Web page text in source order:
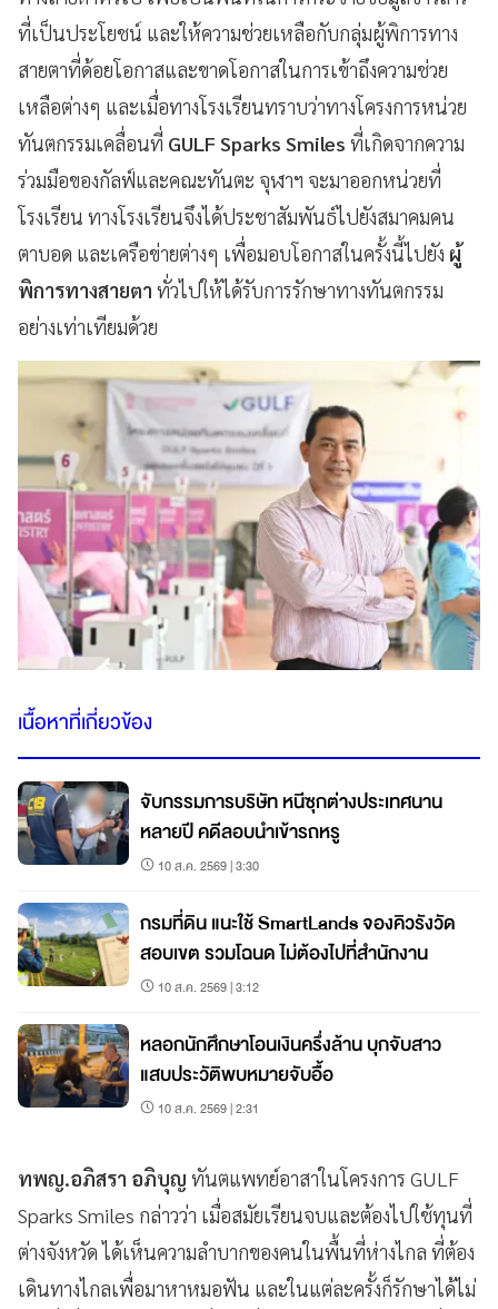
ที่เป็นประโยชน์ และให้ความช่วยเหลือกับกลุ่มผู้พิการทาง
สายตาที่ด้อยโอกาสและขาดโอกาสในการเข้าถึงความช่วย
เหลือต่างๆ และเมื่อทางโรงเรียนทราบว่าทางโครงการหน่วย
ทันตกรรมเคลื่อนที่ GULF Sparks Smiles ที่เกิดจากความ
ร่วมมือของกัลฟ์และคณะทันตะ จุฬาฯ จะมาออกหน่วยที่
โรงเรียน ทางโรงเรียนจึงได้ประชาสัมพันธ์ไปยังสมาคมคน
ตาบอด และเครือข่ายต่างๆ เพื่อมอบโอกาสในครั้งนี้ไปยัง ผู้
พิการทางสายตา ทั่วไปให้ได้รับการรักษาทางทันตกรรม
อย่างเท่าเทียมด้วย
เนื้อหาที่เกี่ยวข้อง
จับกรรมการบริษัท หนีซุกต่างประเทศนาน
หลายปี คดีลอบนำเข้ารถหรู
10 ส.ค. 2569 | 3:30
กรมที่ดิน แนะใช้ SmartLands จองคิวรังวัด
สอบเขต รวมโฉนด ไม่ต้องไปที่สำนักงาน
10 ส.ค. 2569 | 3:12
หลอกนักศึกษาโอนเงินครึ่งล้าน บุกจับสาว
แสบประวัติพบหมายจับอื้อ
10 ส.ค. 2569 | 2:31
ทพญ.อภิสรา อภิบุญ ทันตแพทย์อาสาในโครงการ GULF
Sparks Smiles กล่าวว่า เมื่อสมัยเรียนจบและต้องไปใช้ทุนที่
ต่างจังหวัด ได้เห็นความลำบากของคนในพื้นที่ห่างไกล ที่ต้อง
เดินทางไกลเพื่อมาหาหมอฟัน และในแต่ละครั้งก็รักษาได้ไม่